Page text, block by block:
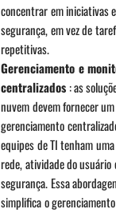
concentrar em iniciativas
segurança, em vez de
repetitivas.
Gerenciamento e
centralizados : as
nuvem devem fornecer
gerenciamento
equipes de TI tenham
rede, atividade do usuário
segurança. Essa
simplifica o